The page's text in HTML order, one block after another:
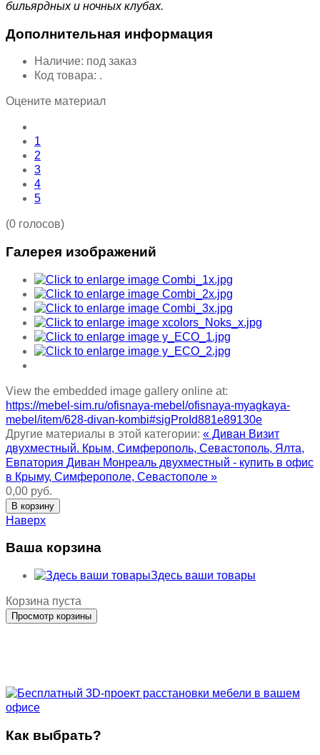
бильярдных и ночных клубах.
Дополнительная информация
Наличие: под заказ
Код товара: .
Оцените материал
1
2
3
4
5
(0 голосов)
Галерея изображений
View the embedded image gallery online at:
https://mebel-sim.ru/ofisnaya-mebel/ofisnaya-myagkaya-
mebel/item/628-divan-kombi#sigProId881e89130e
Другие материалы в этой категории: « Диван Визит
двухместный. Крым, Симферополь, Севастополь, Ялта,
Евпатория Диван Монреаль двухместный - купить в офис
в Крыму, Симферополе, Севастополе »
0,00 руб.
Наверх
Ваша корзина
Здесь ваши товары
Корзина пуста
Как выбрать?